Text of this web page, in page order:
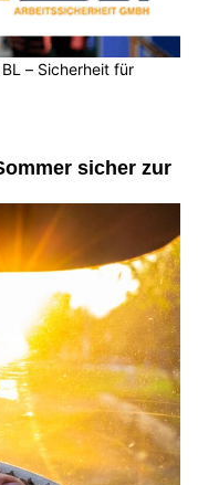
– Sicherheit für
sicher zur